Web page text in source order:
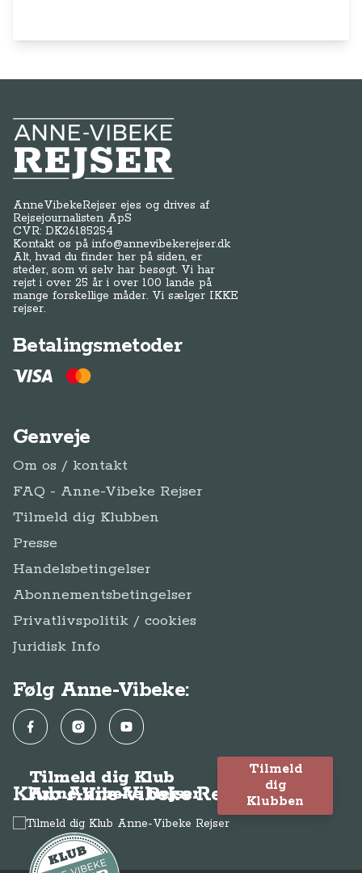
Anne-Vibeke Rejser
AnneVibekeRejser ejes og drives af
Rejsejournalisten ApS
CVR: DK26185254
Kontakt os påinfo@annevibekerejser.dk
Alt, hvad du finder her på siden, er
steder, som vi selv har besøgt. Vi har
rejst i over 25 år i over 100 lande på
mange forskellige måder. Vi sælger IKKE
rejser.
Betalingsmetoder
Genveje
Om os / kontakt
FAQ - Anne-Vibeke Rejser
Tilmeld dig Klubben
Presse
Handelsbetingelser
Abonnementsbetingelser
Privatlivspolitik / cookies
Juridisk Info
Følg Anne-Vibeke:
FacebookInstagramYouTube
Klub Anne-Vibeke Rejser
Tilmeld dig Klub
Anne-Vibeke Rejser
Tilmeld
dig
Klubben